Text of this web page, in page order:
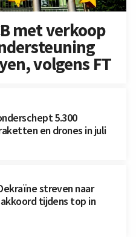
met verkoop
volgens FT
5.300
en drones in juli
streven naar
tijdens top in